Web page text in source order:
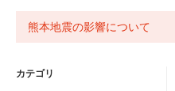
熊本地震の影響について
カテゴリ